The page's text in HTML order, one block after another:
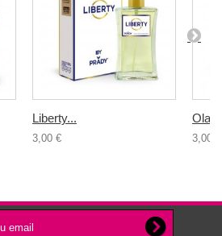
Liberty...
3,00 € 3,00 €